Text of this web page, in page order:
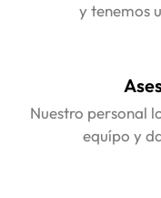
y tenemos
Nuestro personal
equípo y